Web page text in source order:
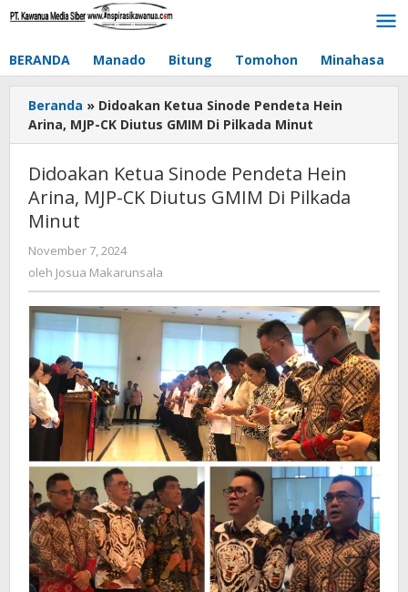
Lewati
BERANDA Manado Bitung Tomohon Minahasa
Beranda » Didoakan Ketua Sinode Pendeta Hein
Arina, MJP-CK Diutus GMIM Di Pilkada Minut
Didoakan Ketua Sinode Pendeta Hein
Arina, MJP-CK Diutus GMIM Di Pilkada
Minut
November 7, 2024
Josua
oleh Josua Makarunsala